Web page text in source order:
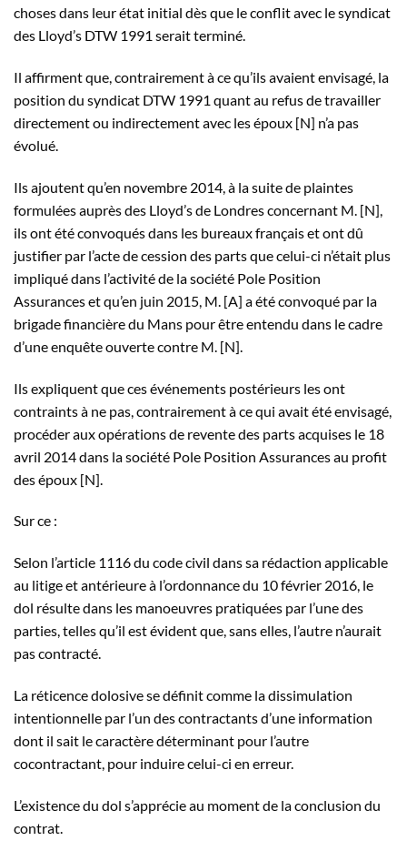
choses dans leur état initial dès que le conflit avec le syndicat
des Lloyd’s DTW 1991 serait terminé.
Il affirment que, contrairement à ce qu’ils avaient envisagé, la
position du syndicat DTW 1991 quant au refus de travailler
directement ou indirectement avec les époux [N] n’a pas
évolué.
Ils ajoutent qu’en novembre 2014, à la suite de plaintes
formulées auprès des Lloyd’s de Londres concernant M. [N],
ils ont été convoqués dans les bureaux français et ont dû
justifier par l’acte de cession des parts que celui-ci n’était plus
impliqué dans l’activité de la société Pole Position
Assurances et qu’en juin 2015, M. [A] a été convoqué par la
brigade financière du Mans pour être entendu dans le cadre
d’une enquête ouverte contre M. [N].
Ils expliquent que ces événements postérieurs les ont
contraints à ne pas, contrairement à ce qui avait été envisagé,
procéder aux opérations de revente des parts acquises le 18
avril 2014 dans la société Pole Position Assurances au profit
des époux [N].
Sur ce :
Selon l’article 1116 du code civil dans sa rédaction applicable
au litige et antérieure à l’ordonnance du 10 février 2016, le
dol résulte dans les manoeuvres pratiquées par l’une des
parties, telles qu’il est évident que, sans elles, l’autre n’aurait
pas contracté.
La réticence dolosive se définit comme la dissimulation
intentionnelle par l’un des contractants d’une information
dont il sait le caractère déterminant pour l’autre
cocontractant, pour induire celui-ci en erreur.
L’existence du dol s’apprécie au moment de la conclusion du
contrat.